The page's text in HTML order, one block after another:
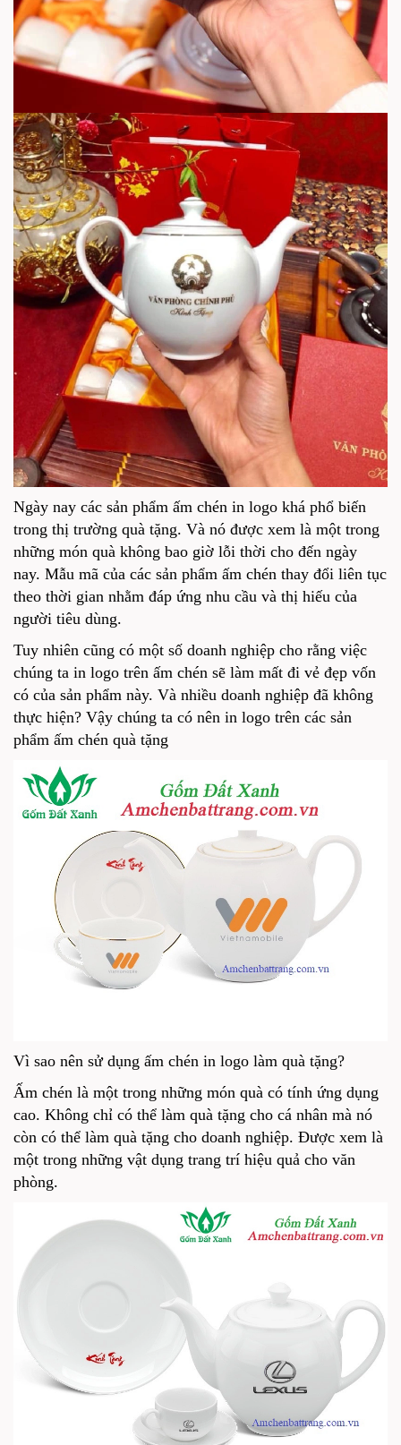
Ngày nay các sản phẩm ấm chén in logo khá phổ biến
trong thị trường quà tặng. Và nó được xem là một trong
những món quà không bao giờ lỗi thời cho đến ngày
nay. Mẫu mã của các sản phẩm ấm chén thay đổi liên tục
theo thời gian nhằm đáp ứng nhu cầu và thị hiếu của
người tiêu dùng.
Tuy nhiên cũng có một số doanh nghiệp cho rằng việc
chúng ta in logo trên ấm chén sẽ làm mất đi vẻ đẹp vốn
có của sản phẩm này. Và nhiều doanh nghiệp đã không
thực hiện? Vậy chúng ta có nên in logo trên các sản
phẩm ấm chén quà tặng
Vì sao nên sử dụng ấm chén in logo làm quà tặng?
Ấm chén là một trong những món quà có tính ứng dụng
cao. Không chỉ có thể làm quà tặng cho cá nhân mà nó
còn có thể làm quà tặng cho doanh nghiệp. Được xem là
một trong những vật dụng trang trí hiệu quả cho văn
phòng.